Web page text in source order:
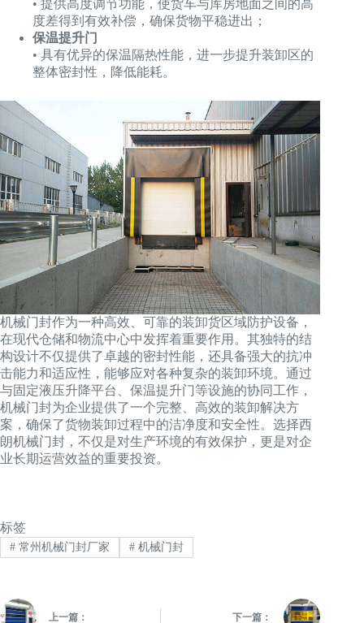
• 提供高度调节功能，使货车与库房地面之间的高
度差得到有效补偿，确保货物平稳进出；
保温提升门
• 具有优异的保温隔热性能，进一步提升装卸区的
整体密封性，降低能耗。
机械门封作为一种高效、可靠的装卸货区域防护设备，
在现代仓储和物流中心中发挥着重要作用。其独特的结
构设计不仅提供了卓越的密封性能，还具备强大的抗冲
击能力和适应性，能够应对各种复杂的装卸环境。通过
与固定液压升降平台、保温提升门等设施的协同工作，
机械门封为企业提供了一个完整、高效的装卸解决方
案，确保了货物装卸过程中的洁净度和安全性。选择西
朗机械门封，不仅是对生产环境的有效保护，更是对企
业长期运营效益的重要投资。
标签
#常州机械门封厂家 #机械门封
上一篇： 下一篇：